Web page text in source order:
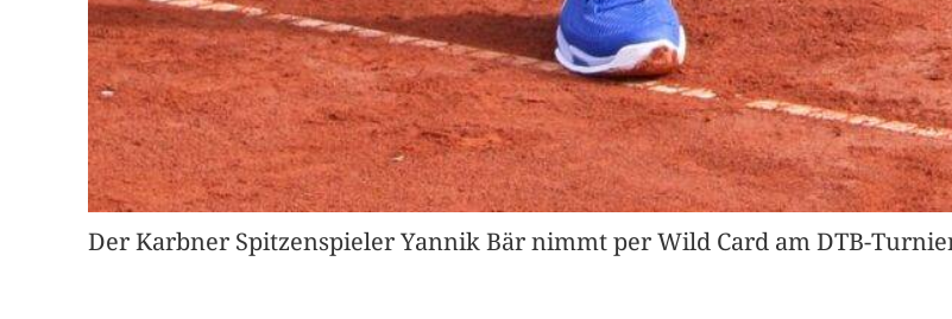
Der Karbner Spitzenspieler Yannik Bär nimmt per Wild Card am DTB-